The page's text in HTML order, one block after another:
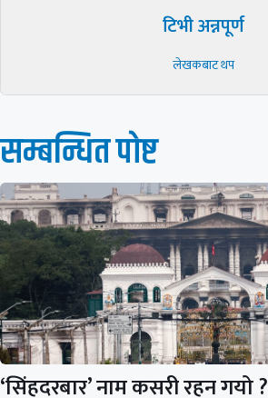
टिभी अन्नपूर्ण
लेखकबाट थप
सम्बन्धित पाेष्ट
‘सिंहदरबार’ नाम कसरी रहन गयो ?